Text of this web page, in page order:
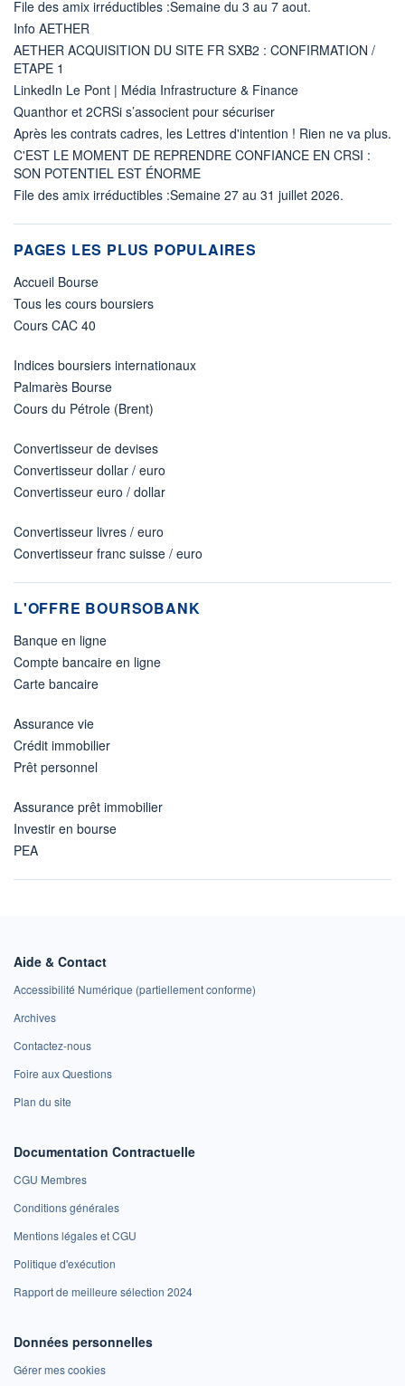
File des amix irréductibles :Semaine du 3 au 7 aout.
Info AETHER
AETHER ACQUISITION DU SITE FR SXB2 : CONFIRMATION /
ETAPE 1
LinkedIn Le Pont | Média Infrastructure & Finance
Quanthor et 2CRSi s’associent pour sécuriser
Après les contrats cadres, les Lettres d'intention ! Rien ne va plus.
C'EST LE MOMENT DE REPRENDRE CONFIANCE EN CRSI :
SON POTENTIEL EST ÉNORME
File des amix irréductibles :Semaine 27 au 31 juillet 2026.
PAGES LES PLUS POPULAIRES
Accueil Bourse
Tous les cours boursiers
Cours CAC 40
Indices boursiers internationaux
Palmarès Bourse
Cours du Pétrole (Brent)
Convertisseur de devises
Convertisseur dollar / euro
Convertisseur euro / dollar
Convertisseur livres / euro
Convertisseur franc suisse / euro
L'OFFRE BOURSOBANK
Banque en ligne
Compte bancaire en ligne
Carte bancaire
Assurance vie
Crédit immobilier
Prêt personnel
Assurance prêt immobilier
Investir en bourse
PEA
Aide & Contact
Accessibilité Numérique (partiellement conforme)
Archives
Contactez-nous
Foire aux Questions
Plan du site
Documentation Contractuelle
CGU Membres
Conditions générales
Mentions légales et CGU
Politique d'exécution
Rapport de meilleure sélection 2024
Données personnelles
Gérer mes cookies